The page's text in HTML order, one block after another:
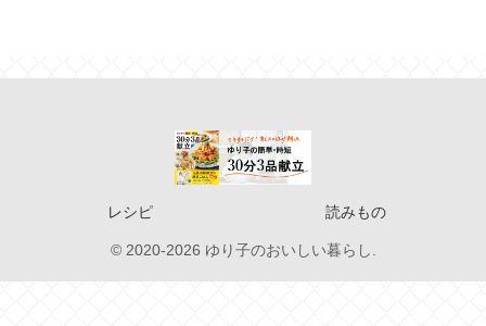
レシピ 読みもの
© 2020-2026 ゆり子のおいしい暮らし.